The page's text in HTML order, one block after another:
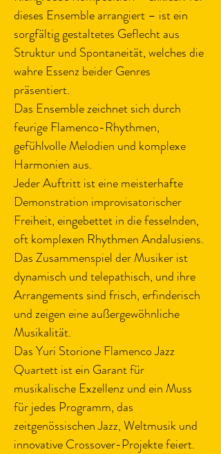
dieses Ensemble arrangiert – ist ein
sorgfältig gestaltetes Geflecht aus
Struktur und Spontaneität, welches die
wahre Essenz beider Genres
präsentiert.
Das Ensemble zeichnet sich durch
feurige Flamenco-Rhythmen,
gefühlvolle Melodien und komplexe
Harmonien aus.
Jeder Auftritt ist eine meisterhafte
Demonstration improvisatorischer
Freiheit, eingebettet in die fesselnden,
oft komplexen Rhythmen Andalusiens.
Das Zusammenspiel der Musiker ist
dynamisch und telepathisch, und ihre
Arrangements sind frisch, erfinderisch
und zeigen eine außergewöhnliche
Musikalität.
Das Yuri Storione Flamenco Jazz
Quartett ist ein Garant für
musikalische Exzellenz und ein Muss
für jedes Programm, das
zeitgenössischen Jazz, Weltmusik und
innovative Crossover-Projekte feiert.